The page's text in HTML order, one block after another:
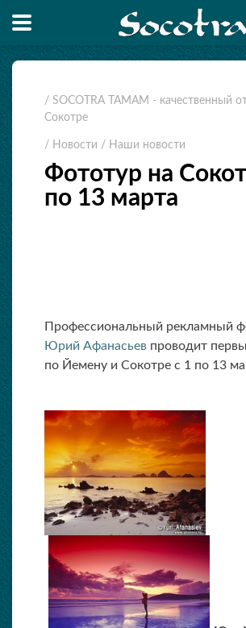
/ SOCOTRA TAMAM - качественный
Сокотре
/ Новости / Наши новости
Фототур на
по 13 марта
Профессиональный рекламный
Юрий Афанасьев проводит
по Йемену и Сокотре с 1 по 13